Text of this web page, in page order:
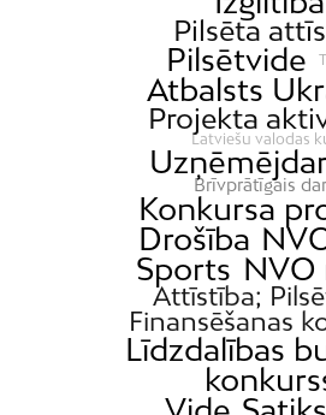
Pilsēta
Pilsētvide
Atbalsts
Projekta
Latviešu valodas
Brīvprātīgais
Konkursa
Drošība
Sports NVO
Attīstība;
Finansēšanas
Līdzdalības